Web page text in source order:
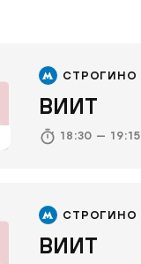
СТРОГИНО
ВИИТ
18:30 — 19:15
СТРОГИНО
ВИИТ